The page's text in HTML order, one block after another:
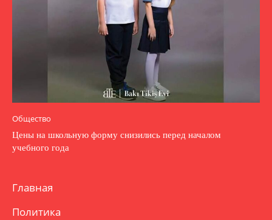
Общество
Цены на школьную форму снизились перед началом
учебного года
Главная
Политика